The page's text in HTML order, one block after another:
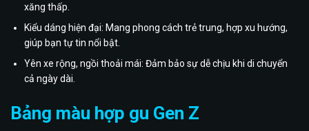
xăng thấp.
Kiểu dáng hiện đại: Mang phong cách trẻ trung, hợp xu hướng,
giúp bạn tự tin nổi bật.
Yên xe rộng, ngồi thoải mái: Đảm bảo sự dễ chịu khi di chuyển
cả ngày dài.
Bảng màu hợp gu Gen Z